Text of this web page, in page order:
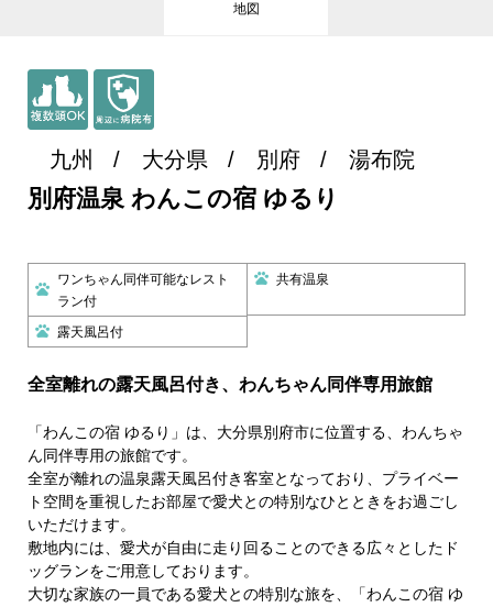
地図
九州 大分県 別府 湯布院
別府温泉 わんこの宿 ゆるり
ワンちゃん同伴可能なレスト
ラン付
共有温泉
露天風呂付
全室離れの露天風呂付き、わんちゃん同伴専用旅館
「わんこの宿 ゆるり」は、大分県別府市に位置する、わんちゃ
ん同伴専用の旅館です。
全室が離れの温泉露天風呂付き客室となっており、プライベー
ト空間を重視したお部屋で愛犬との特別なひとときをお過ごし
いただけます。
敷地内には、愛犬が自由に走り回ることのできる広々としたド
ッグランをご用意しております。
大切な家族の一員である愛犬との特別な旅を、「わんこの宿 ゆ